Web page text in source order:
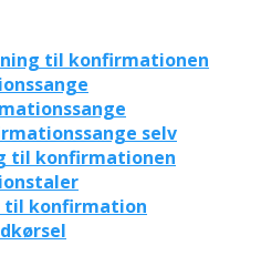
til konfirmationen
selv
til konfirmationen
til konfirmation